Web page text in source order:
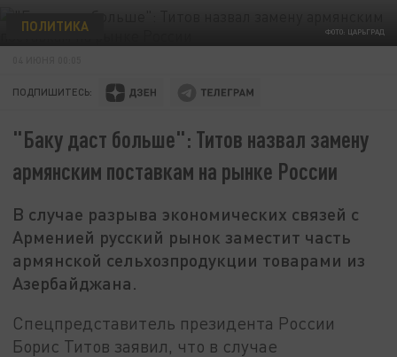
ФОТО: ЦАРЬГРАД
ПОЛИТИКА
ПОДПИШИТЕСЬ:
"Баку даст больше": Титов назвал замену
армянским поставкам на рынке России
В случае разрыва экономических связей с
Арменией русский рынок заместит часть
армянской сельхозпродукции товарами из
Азербайджана.
Спецпредставитель президента России
Борис Титов заявил, что в случае